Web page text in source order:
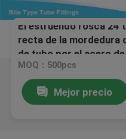
El estruendo rosca 24
recta de la mordedura
de tubo por el acero
MOQ：500pcs
Mejor precio